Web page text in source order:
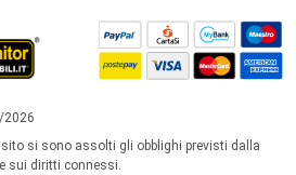
2026
sito si sono assolti gli obblighi previsti dalla
sui diritti connessi.